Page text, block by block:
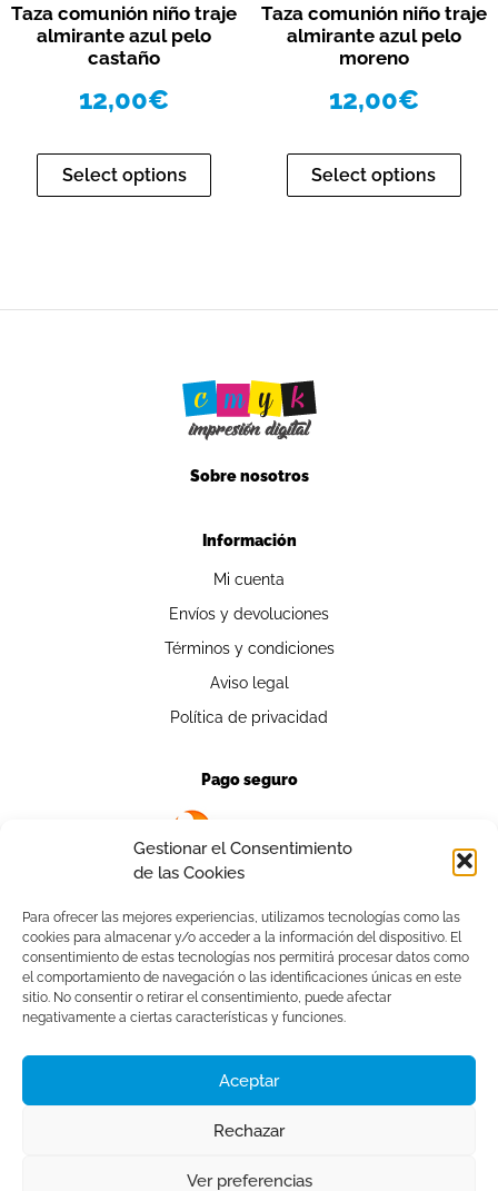
Gestionar el Consentimiento
de las Cookies
Para ofrecer las mejores experiencias, utilizamos tecnologías como las
cookies para almacenar y/o acceder a la información del dispositivo. El
consentimiento de estas tecnologías nos permitirá procesar datos como
el comportamiento de navegación o las identificaciones únicas en este
sitio. No consentir o retirar el consentimiento, puede afectar
negativamente a ciertas características y funciones.
Aceptar
Rechazar
Ver preferencias
Taza comunión niño traje
almirante azul pelo
castaño
12,00€
Select options
Taza comunión niño traje
almirante azul pelo
moreno
12,00€
Select options
Sobre nosotros
Información
Mi cuenta
Envíos y devoluciones
Términos y condiciones
Aviso legal
Política de privacidad
Pago seguro
Contacto
941 13 93 42
info@cmyktuimprenta.es
Calahorra · La Rioja